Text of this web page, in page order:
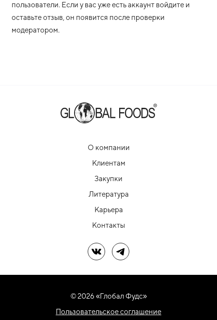
пользователи. Если у вас уже есть аккаунт войдите и
оставьте отзыв, он появится после проверки
модератором.
О компании
Клиентам
Закупки
Литература
Карьера
Контакты
Мы в ВКМы в Telegram
© 2026 «Глобал Фудс»
Пользовательское соглашение